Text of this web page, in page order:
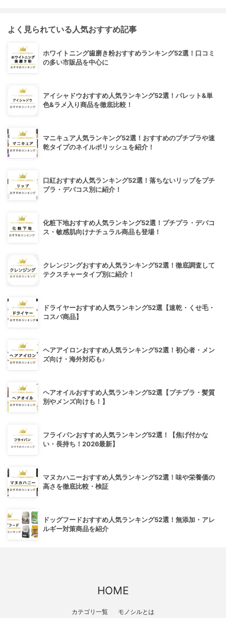
よく見られている人気おすすめ記事
ホワイトニング歯磨き粉おすすめランキング52選！口コミ
の多い市販品を中心に
アイシャドウおすすめ人気ランキング52選！パレット&単
色&ラメ入り商品を徹底比較！
マニキュア人気ランキング52選！おすすめのプチプラや速
乾タイプのネイルポリッシュを紹介！
口紅おすすめ人気ランキング52選！落ちないリップをプチ
プラ・デパコス別に紹介！
化粧下地おすすめ人気ランキング52選！プチプラ・デパコ
ス・敏感肌向けナチュラル商品も登場！
クレンジングおすすめ人気ランキング52選！徹底調査して
テクスチャータイプ別に紹介！
ドライヤーおすすめ人気ランキング52選【速乾・くせ毛・
コスパ商品】
ヘアアイロンおすすめ人気ランキング52選！初心者・メン
ズ向け・海外対応も♪
ヘアオイルおすすめ人気ランキング52選【プチプラ・髪質
別やメンズ向けも！】
フライパンおすすめ人気ランキング52選！【焦げ付かな
い・長持ち！2026最新】
マヌカハニーおすすめ人気ランキング52選！味や栄養価の
高さを徹底比較・検証
ドッグフードおすすめ人気ランキング52選！無添加・アレ
ルギー対策商品を紹介
HOME
カテゴリ一覧 モノシルとは